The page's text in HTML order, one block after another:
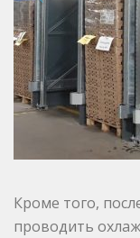
Кроме того,
проводить